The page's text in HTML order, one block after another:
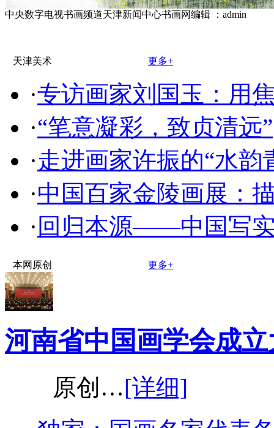
中央数字电视书画频道天津新闻中心书画网编辑 ：admin
天津美术 更多+
·专访画家刘国玉：用
·“笔意凝彩，致贞清远”
·走进画家许振的“水韵
·中国百家金陵画展：
· 回归本源——中国写
本网原创 更多+
河南省中国画学会成
原创…[详细]